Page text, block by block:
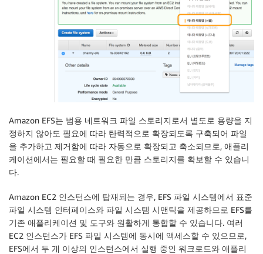
Amazon EFS는 범용 네트워크 파일 스토리지로서 별도로 용량을 지
정하지 않아도 필요에 따라 탄력적으로 확장되도록 구축되어 파일
을 추가하고 제거함에 따라 자동으로 확장되고 축소되므로, 애플리
케이션에서는 필요할 때 필요한 만큼 스토리지를 확보할 수 있습니
다.
Amazon EC2 인스턴스에 탑재되는 경우, EFS 파일 시스템에서 표준
파일 시스템 인터페이스와 파일 시스템 시맨틱을 제공하므로 EFS를
기존 애플리케이션 및 도구와 원활하게 통합할 수 있습니다. 여러
EC2 인스턴스가 EFS 파일 시스템에 동시에 액세스할 수 있으므로,
EFS에서 두 개 이상의 인스턴스에서 실행 중인 워크로드와 애플리